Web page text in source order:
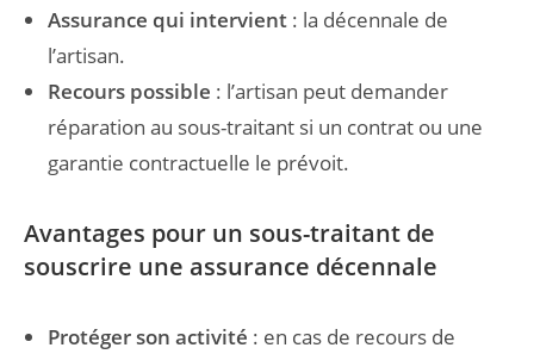
Assurance qui intervient : la décennale de
l’artisan.
Recours possible : l’artisan peut demander
réparation au sous-traitant si un contrat ou une
garantie contractuelle le prévoit.
Avantages pour un sous-traitant de
souscrire une assurance décennale
Protéger son activité : en cas de recours de